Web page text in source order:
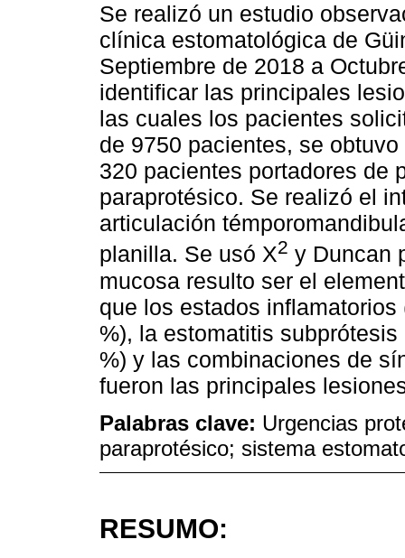
Se realizó un estudio
clínica estomatológica de
Septiembre de 2018 a
identificar las principales
las cuales los pacientes
de 9750 pacientes, se
320 pacientes portadores de
paraprotésico. Se realizó el
articulación
planilla. Se usó X2 y Duncan
mucosa resulto ser el
que los estados
%), la estomatitis
%) y las combinaciones de
fueron las principales
Palabras clave: Urgencias
paraprotésico; sistema
RESUMO: